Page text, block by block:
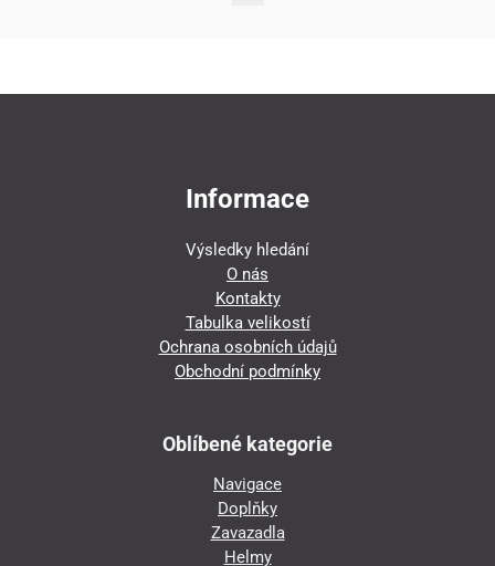
Informace
Výsledky hledání
O nás
Kontakty
Tabulka velikostí
Ochrana osobních údajů
Obchodní podmínky
Oblíbené kategorie
Navigace
Doplňky
Zavazadla
Helmy